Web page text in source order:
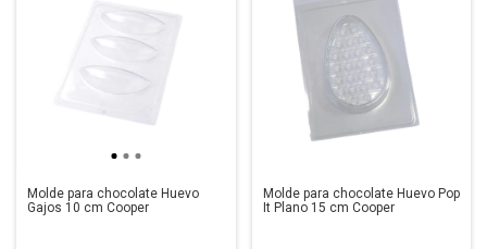
Molde para chocolate Huevo
Gajos 10 cm Cooper
Molde para chocolate Huevo Pop
It Plano 15 cm Cooper